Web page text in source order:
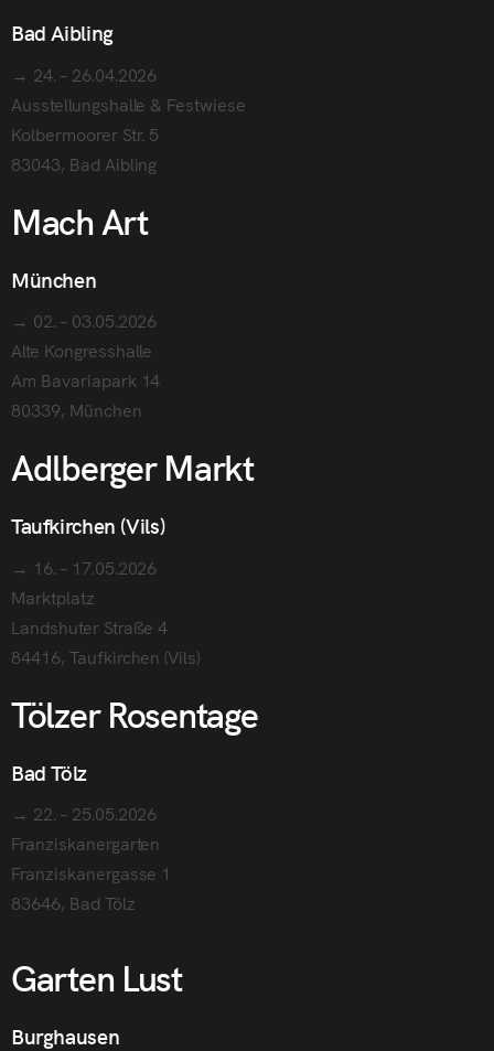
Bad Aibling
→ 24. – 26.04.2026
Ausstellungshalle & Festwiese
Kolbermoorer Str. 5
83043, Bad Aibling
Mach Art
München
→ 02. – 03.05.2026
Alte Kongresshalle
Am Bavariapark 14
80339, München
Adlberger Markt
Taufkirchen (Vils)
→ 16. – 17.05.2026
Marktplatz
Landshuter Straße 4
84416, Taufkirchen (Vils)
Tölzer Rosentage
Bad Tölz
→ 22. – 25.05.2026
Franziskanergarten
Franziskanergasse 1
83646, Bad Tölz
Garten Lust
Burghausen